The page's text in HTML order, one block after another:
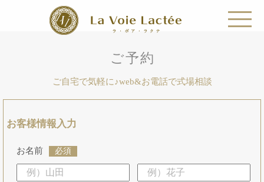
ご予約
ご自宅で気軽に♪web&お電話で式場相談
お客様情報入力
お名前 必須